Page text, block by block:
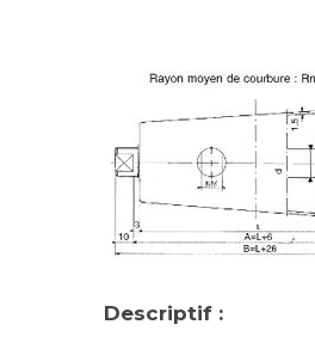
Descriptif :